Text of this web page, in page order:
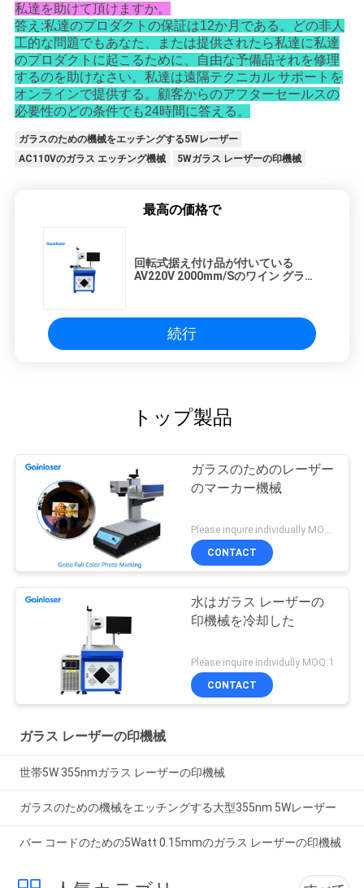
私達を助けて頂けますか。
答え:私達のプロダクトの保証は12か月である。どの非人
工的な問題でもあなた、または提供されたら私達に私達
のプロダクトに起こるために、自由な予備品それを修理
するのを助けなさい。私達は遠隔テクニカル サポートを
オンラインで提供する。顧客からのアフターセールスの
必要性のどの条件でも24時間に答える。
ガラスのための機械をエッチングする5Wレーザー
AC110Vのガラス エッチング機械
5Wガラス レーザーの印機械
最高の価格で
回転式据え付け品が付いている
AV220V 2000mm/Sのワイン グラス
続行
トップ製品
ガラスのためのレーザー
のマーカー機械
CONTACT
水はガラス レーザーの
印機械を冷却した
Please inquire individully MOQ:1
CONTACT
ガラス レーザーの印機械
世帯5W 355nmガラス レーザーの印機械
ガラスのための機械をエッチングする大型355nm 5Wレーザー
バー コードのための5Watt 0.15mmのガラス レーザーの印機械